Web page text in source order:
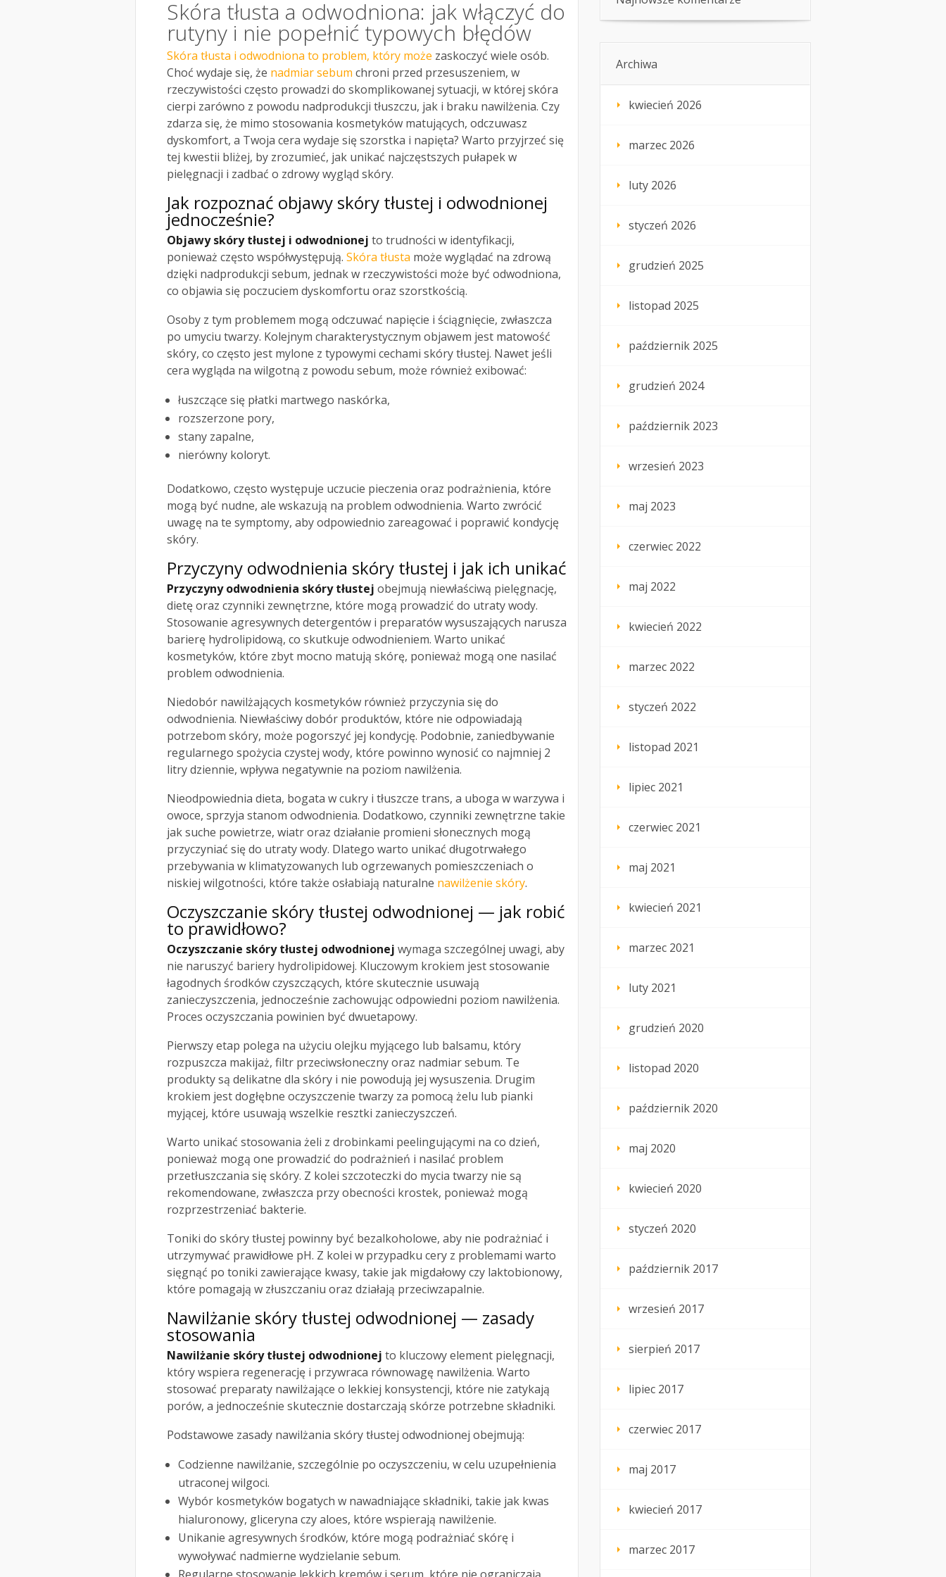
Skóra tłusta a odwodniona: jak włączyć do
rutyny i nie popełnić typowych błędów
Skóra tłusta i odwodniona to problem, który może zaskoczyć wiele osób.
Choć wydaje się, że nadmiar sebum chroni przed przesuszeniem, w
rzeczywistości często prowadzi do skomplikowanej sytuacji, w której skóra
cierpi zarówno z powodu nadprodukcji tłuszczu, jak i braku nawilżenia. Czy
zdarza się, że mimo stosowania kosmetyków matujących, odczuwasz
dyskomfort, a Twoja cera wydaje się szorstka i napięta? Warto przyjrzeć się
tej kwestii bliżej, by zrozumieć, jak unikać najczęstszych pułapek w
pielęgnacji i zadbać o zdrowy wygląd skóry.
Jak rozpoznać objawy skóry tłustej i odwodnionej
jednocześnie?
Objawy skóry tłustej i odwodnionej to trudności w identyfikacji,
ponieważ często współwystępują. Skóra tłusta może wyglądać na zdrową
dzięki nadprodukcji sebum, jednak w rzeczywistości może być odwodniona,
co objawia się poczuciem dyskomfortu oraz szorstkością.
Osoby z tym problemem mogą odczuwać napięcie i ściągnięcie, zwłaszcza
po umyciu twarzy. Kolejnym charakterystycznym objawem jest matowość
skóry, co często jest mylone z typowymi cechami skóry tłustej. Nawet jeśli
cera wygląda na wilgotną z powodu sebum, może również exibować:
łuszczące się płatki martwego naskórka,
rozszerzone pory,
stany zapalne,
nierówny koloryt.
Dodatkowo, często występuje uczucie pieczenia oraz podrażnienia, które
mogą być nudne, ale wskazują na problem odwodnienia. Warto zwrócić
uwagę na te symptomy, aby odpowiednio zareagować i poprawić kondycję
skóry.
Przyczyny odwodnienia skóry tłustej i jak ich unikać
Przyczyny odwodnienia skóry tłustej obejmują niewłaściwą pielęgnację,
dietę oraz czynniki zewnętrzne, które mogą prowadzić do utraty wody.
Stosowanie agresywnych detergentów i preparatów wysuszających narusza
barierę hydrolipidową, co skutkuje odwodnieniem. Warto unikać
kosmetyków, które zbyt mocno matują skórę, ponieważ mogą one nasilać
problem odwodnienia.
Niedobór nawilżających kosmetyków również przyczynia się do
odwodnienia. Niewłaściwy dobór produktów, które nie odpowiadają
potrzebom skóry, może pogorszyć jej kondycję. Podobnie, zaniedbywanie
regularnego spożycia czystej wody, które powinno wynosić co najmniej 2
litry dziennie, wpływa negatywnie na poziom nawilżenia.
Nieodpowiednia dieta, bogata w cukry i tłuszcze trans, a uboga w warzywa i
owoce, sprzyja stanom odwodnienia. Dodatkowo, czynniki zewnętrzne takie
jak suche powietrze, wiatr oraz działanie promieni słonecznych mogą
przyczyniać się do utraty wody. Dlatego warto unikać długotrwałego
przebywania w klimatyzowanych lub ogrzewanych pomieszczeniach o
niskiej wilgotności, które także osłabiają naturalne nawilżenie skóry.
Oczyszczanie skóry tłustej odwodnionej — jak robić
to prawidłowo?
Oczyszczanie skóry tłustej odwodnionej wymaga szczególnej uwagi, aby
nie naruszyć bariery hydrolipidowej. Kluczowym krokiem jest stosowanie
łagodnych środków czyszczących, które skutecznie usuwają
zanieczyszczenia, jednocześnie zachowując odpowiedni poziom nawilżenia.
Proces oczyszczania powinien być dwuetapowy.
Pierwszy etap polega na użyciu olejku myjącego lub balsamu, który
rozpuszcza makijaż, filtr przeciwsłoneczny oraz nadmiar sebum. Te
produkty są delikatne dla skóry i nie powodują jej wysuszenia. Drugim
krokiem jest dogłębne oczyszczenie twarzy za pomocą żelu lub pianki
myjącej, które usuwają wszelkie resztki zanieczyszczeń.
Warto unikać stosowania żeli z drobinkami peelingującymi na co dzień,
ponieważ mogą one prowadzić do podrażnień i nasilać problem
przetłuszczania się skóry. Z kolei szczoteczki do mycia twarzy nie są
rekomendowane, zwłaszcza przy obecności krostek, ponieważ mogą
rozprzestrzeniać bakterie.
Toniki do skóry tłustej powinny być bezalkoholowe, aby nie podrażniać i
utrzymywać prawidłowe pH. Z kolei w przypadku cery z problemami warto
sięgnąć po toniki zawierające kwasy, takie jak migdałowy czy laktobionowy,
które pomagają w złuszczaniu oraz działają przeciwzapalnie.
Nawilżanie skóry tłustej odwodnionej — zasady
stosowania
Nawilżanie skóry tłustej odwodnionej to kluczowy element pielęgnacji,
który wspiera regenerację i przywraca równowagę nawilżenia. Warto
stosować preparaty nawilżające o lekkiej konsystencji, które nie zatykają
porów, a jednocześnie skutecznie dostarczają skórze potrzebne składniki.
Podstawowe zasady nawilżania skóry tłustej odwodnionej obejmują:
Codzienne nawilżanie, szczególnie po oczyszczeniu, w celu uzupełnienia
utraconej wilgoci.
Wybór kosmetyków bogatych w nawadniające składniki, takie jak kwas
hialuronowy, gliceryna czy aloes, które wspierają nawilżenie.
Unikanie agresywnych środków, które mogą podrażniać skórę i
wywoływać nadmierne wydzielanie sebum.
Archiwa
kwiecień 2026
marzec 2026
luty 2026
styczeń 2026
grudzień 2025
listopad 2025
październik 2025
grudzień 2024
październik 2023
wrzesień 2023
maj 2023
czerwiec 2022
maj 2022
kwiecień 2022
marzec 2022
styczeń 2022
listopad 2021
lipiec 2021
czerwiec 2021
maj 2021
kwiecień 2021
marzec 2021
luty 2021
grudzień 2020
listopad 2020
październik 2020
maj 2020
kwiecień 2020
styczeń 2020
październik 2017
wrzesień 2017
sierpień 2017
lipiec 2017
czerwiec 2017
maj 2017
kwiecień 2017
marzec 2017